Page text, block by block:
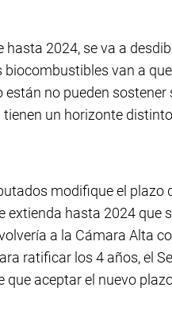
hasta 2024, se va a
biocombustibles van a
no pueden sostener
un horizonte
modifique el plazo
extienda hasta 2024 que
a la Cámara Alta
ratificar los 4 años, el
que aceptar el nuevo